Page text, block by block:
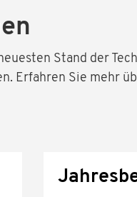
Stand der
Erfahren Sie mehr